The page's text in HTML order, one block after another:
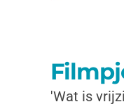
'Wat is